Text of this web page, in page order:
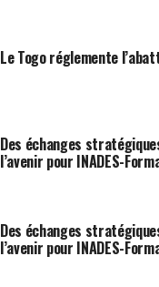
Le Togo réglemente
Des échanges
l’avenir pour INADES-
Des échanges
l’avenir pour INADES-